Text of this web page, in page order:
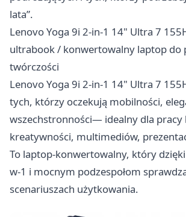
lata”.
Lenovo Yoga 9i 2-in-1 14" Ultra 7
ultrabook / konwertowalny laptop do
twórczości
Lenovo Yoga 9i 2-in-1 14" Ultra 7
tych, którzy oczekują mobilności,
wszechstronności— idealny dla pracy
kreatywności, multimediów,
To laptop-konwertowalny, który
w-1 i mocnym podzespołom
scenariuszach użytkowania.